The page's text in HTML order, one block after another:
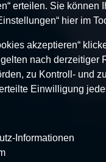
erteilen. Sie können
hier im
akzeptieren“
nach derzeitiger
zu Kontroll- und
Einwilligung
Informationen